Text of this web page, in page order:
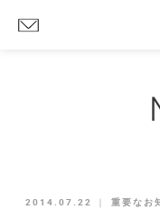
2014.07.22 ｜ 重要なお